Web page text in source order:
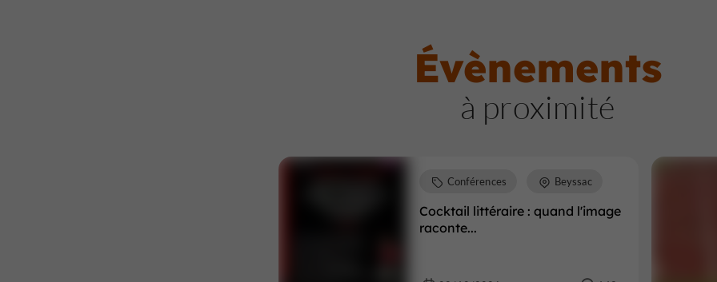
Évènements
à proximité
Cocktail littéraire : quand l'image
raconte...
Conférences Beyssac